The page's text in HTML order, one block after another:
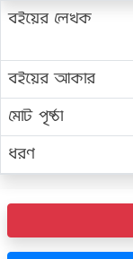
বইয়ের লেখক
বইয়ের আকার
মোট পৃষ্ঠা
ধরণ